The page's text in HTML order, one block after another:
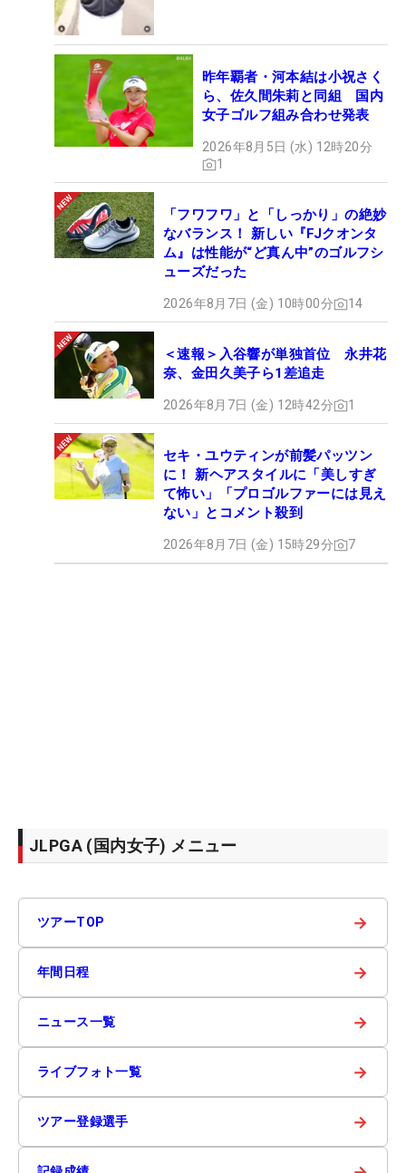
昨年覇者・河本結は小祝さく
ら、佐久間朱莉と同組 国内
女子ゴルフ組み合わせ発表
2026年8月5日 (水) 12時20分
1
「フワフワ」と「しっかり」の絶妙
なバランス！ 新しい『FJクオンタ
ム』は性能が“ど真ん中”のゴルフシ
ューズだった
2026年8月7日 (金) 10時00分 14
＜速報＞入谷響が単独首位 永井花
奈、金田久美子ら1差追走
2026年8月7日 (金) 12時42分 1
セキ・ユウティンが前髪パッツン
に！ 新ヘアスタイルに「美しすぎ
て怖い」「プロゴルファーには見え
ない」とコメント殺到
2026年8月7日 (金) 15時29分 7
JLPGA (国内女子) メニュー
ツアーTOP →
年間日程 →
ニュース一覧 →
ライブフォト一覧 →
ツアー登録選手 →